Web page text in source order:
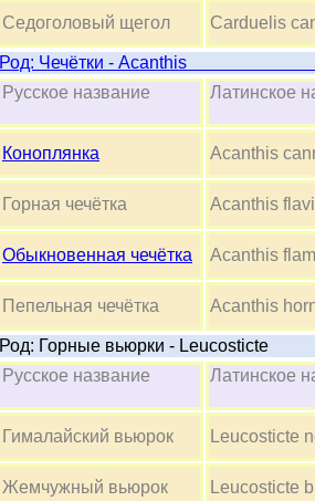
Седоголовый щегол Carduelis
Род:
Русское название
Коноплянка Acanthis
Горная чечётка Acanthis
Обыкновенная чечётка Acanthis
Пепельная чечётка Acanthis
Род: Горные вьюрки - Leucosticte
Русское название
Гималайский вьюрок Leucosticte
Жемчужный вьюрок Leucosticte